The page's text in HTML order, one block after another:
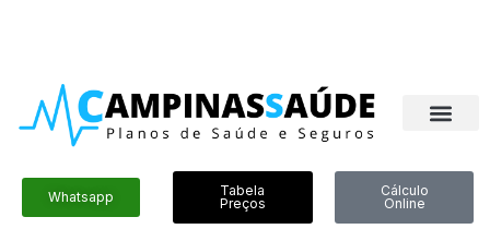
Whatsapp
Tabela
Preços
Cálculo
Online